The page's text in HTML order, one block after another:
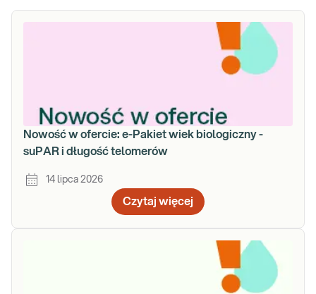
Nowość w ofercie: e-Pakiet wiek biologiczny -
suPAR i długość telomerów
14 lipca 2026
Czytaj więcej